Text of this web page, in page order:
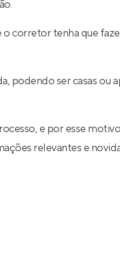
corretor tenha que
podendo ser casas ou
e por esse
relevantes e